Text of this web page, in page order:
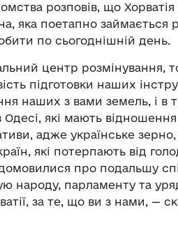
розповів, що
яка поетапно займається
по сьогоднішній день.
центр розмінування,
підготовки наших
наших з вами земель, і в
Одесі, які мають
адже українське зерно,
які потерпають від
про подальшу
народу, парламенту та
за те, що ви з нами, —